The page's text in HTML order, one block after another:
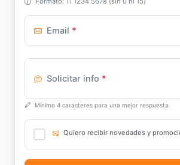
Email *
Solicitar info *
Mínimo 4 caracteres para una mejor respuesta
Quiero recibir novedades y